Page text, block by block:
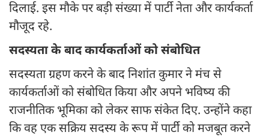
दिलाई. इस मौके पर बड़ी संख्या में पार्टी नेता और कार्यकर्ता
मौजूद रहे.
सदस्यता के बाद कार्यकर्ताओं को संबोधित
सदस्यता ग्रहण करने के बाद निशांत कुमार ने मंच से
कार्यकर्ताओं को संबोधित किया और अपने भविष्य की
राजनीतिक भूमिका को लेकर साफ संकेत दिए. उन्होंने कहा
कि वह एक सक्रिय सदस्य के रूप में पार्टी को मजबूत करने